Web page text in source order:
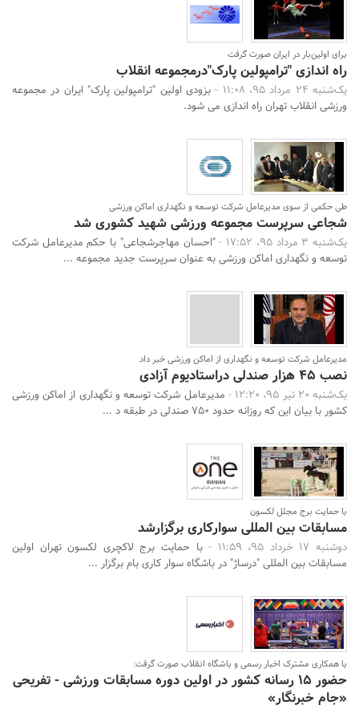
برای اولین‌بار در ایران صورت گرفت
راه اندازی "ترامپولین پارک"درمجموعه انقلاب
یک‌شنبه 24 مرداد 95، 11:08 -
بزودی اولین "ترامپولین پارک" ایران در مجموعه
ورزشی انقلاب تهران راه اندازی می شود.
طی حکمی از سوی مدیرعامل شرکت توسعه و نگهداری اماکن ورزشی
شجاعی سرپرست مجموعه ورزشی شهید کشوری شد
یک‌شنبه 3 مرداد 95، 17:52 -
"احسان مهاجرشجاعی" با حکم مدیرعامل شرکت
توسعه و نگهداری اماکن ورزشی به عنوان سرپرست جدید مجموعه ...
مدیرعامل شرکت توسعه و نگهداری از اماکن ورزشی خبر داد
نصب 45 هزار صندلی دراستادیوم آزادی
یک‌شنبه 20 تیر 95، 12:20 -
مدیرعامل شرکت توسعه و نگهداری از اماکن ورزشی
کشور با بیان این که روزانه حدود 750 صندلی در طبقه د ...
با حمایت برج مجلل لکسون
مسابقات بین المللی سوارکاری برگزارشد
دوشنبه 17 خرداد 95، 11:59 -
با حمایت برج لاکچری لکسون تهران اولین
مسابقات بین المللی "درساژ" در باشگاه سوار کاری بام برگزار ...
با همکاری مشترک اخبار رسمی و باشگاه انقلاب صورت گرفت:
حضور 15 رسانه کشور در اولین دوره مسابقات ورزشی - تفریحی
«جام خبرنگار»